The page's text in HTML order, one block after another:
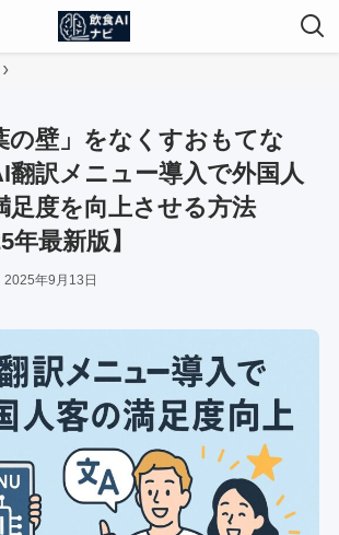
の壁」をなくすおもてな
翻訳メニュー導入で外国人
足度を向上させる方法
年最新版】
2025年9月13日